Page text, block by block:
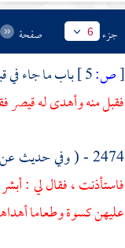
جزء 6 صفحة
[ص: باب ما جاء في
فقبل منه وأهدى لهقيصر
2474 - ( وفي حديث عن
فاستأذنت ، فقال لي :
عليهن كسوة وطعاما